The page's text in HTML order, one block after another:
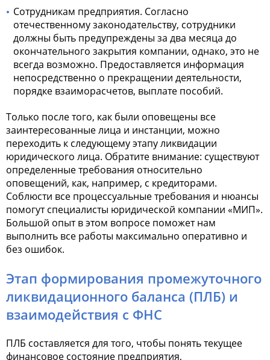
Сотрудникам предприятия. Согласно
отечественному законодательству, сотрудники
должны быть предупреждены за два месяца до
окончательного закрытия компании, однако, это не
всегда возможно. Предоставляется информация
непосредственно о прекращении деятельности,
порядке взаиморасчетов, выплате пособий.
Только после того, как были оповещены все
заинтересованные лица и инстанции, можно
переходить к следующему этапу ликвидации
юридического лица. Обратите внимание: существуют
определенные требования относительно
оповещений, как, например, с кредиторами.
Соблюсти все процессуальные требования и нюансы
помогут специалисты юридической компании «МИП».
Большой опыт в этом вопросе поможет нам
выполнить все работы максимально оперативно и
без ошибок.
Этап формирования промежуточного
ликвидационного баланса (ПЛБ) и
взаимодействия с ФНС
ПЛБ составляется для того, чтобы понять текущее
финансовое состояние предприятия,